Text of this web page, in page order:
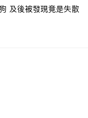
及後被發現竟是失散